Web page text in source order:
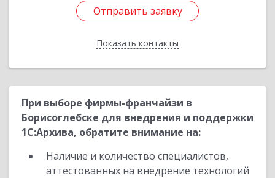
Отправить заявку
Показать контакты
Отправить заявку
Назад
При выборе фирмы-франчайзи в
Борисоглебске для внедрения и поддержки
1С:Архива, обратите внимание на:
Наличие и количество специалистов,
аттестованных на внедрение технологий